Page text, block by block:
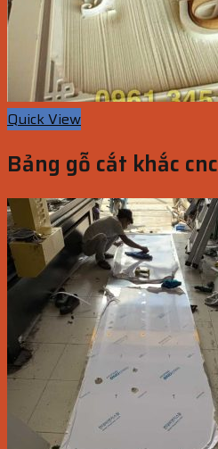
Quick View
Bảng gỗ cắt khắc cnc